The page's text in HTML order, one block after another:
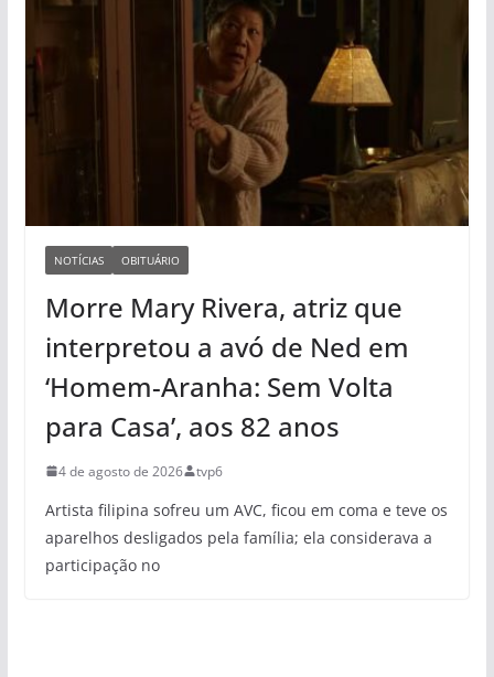
NOTÍCIAS OBITUÁRIO
Morre Mary Rivera, atriz que
interpretou a avó de Ned em
‘Homem-Aranha: Sem Volta
para Casa’, aos 82 anos
4 de agosto de 2026 tvp6
Artista filipina sofreu um AVC, ficou em coma e teve os
aparelhos desligados pela família; ela considerava a
participação no